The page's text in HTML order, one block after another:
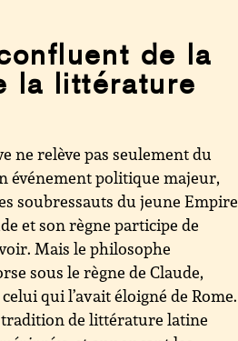
de la
la littérature
ne relève pas seulement du
événement politique majeur,
soubressauts du jeune Empire
et son règne participe de
Mais le philosophe
sous le règne de Claude,
qui l’avait éloigné de Rome.
tradition de littérature latine